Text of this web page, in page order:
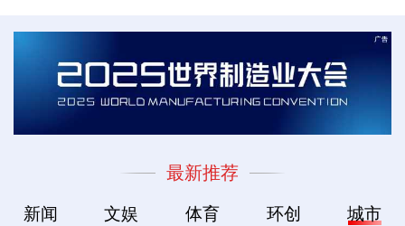
最新推荐
新闻 文娱 体育 环创 城市